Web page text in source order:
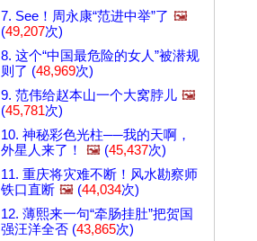
7. See！周永康“范进中举”了 🖼️
(49,207次)
8. 这个“中国最危险的女人”被潜规
则了 (48,969次)
9. 范伟给赵本山一个大窝脖儿 🖼️
(45,781次)
10. 神秘彩色光柱──我的天啊，
外星人来了！
🖼️ (45,437次)
11. 重庆将灾难不断！风水勘察师
铁口直断 🖼️ (44,034次)
12. 薄熙来一句“牵肠挂肚”把贺国
强汪洋全否 (43,865次)